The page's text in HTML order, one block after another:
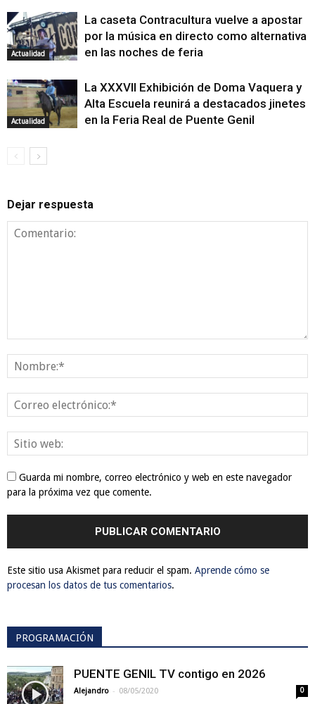
Actualidad
La caseta Contracultura vuelve a apostar
por la música en directo como alternativa
en las noches de feria
Actualidad
La XXXVII Exhibición de Doma Vaquera y
Alta Escuela reunirá a destacados jinetes
en la Feria Real de Puente Genil
Dejar respuesta
Guarda mi nombre, correo electrónico y web en este navegador
para la próxima vez que comente.
Este sitio usa Akismet para reducir el spam. Aprende cómo se
procesan los datos de tus comentarios.
PROGRAMACIÓN
PUENTE GENIL TV contigo en 2026
Alejandro - 08/05/2020 0